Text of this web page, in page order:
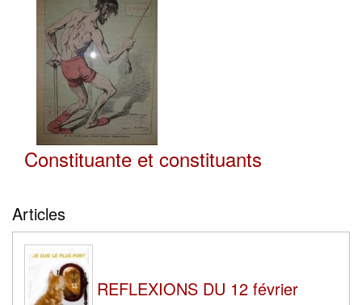
Constituante et constituants
Articles
REFLEXIONS DU 12 février